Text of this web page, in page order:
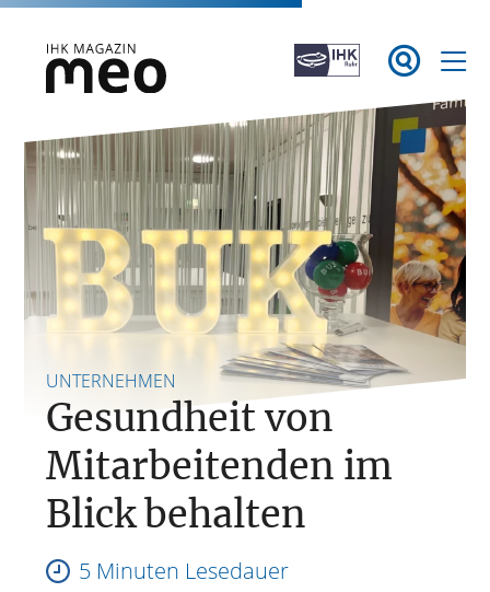

IHK Magazin meo
UNTERNEHMEN
Gesundheit von
Mitarbeitenden im
Blick behalten
5 Minuten Lesedauer